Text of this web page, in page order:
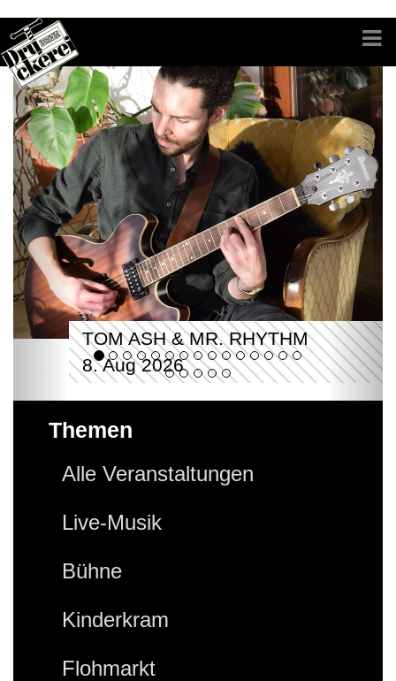
TOM ASH & MR. RHYTHM
8. Aug 2026
Themen
Alle Veranstaltungen
Live-Musik
Bühne
Kinderkram
Flohmarkt